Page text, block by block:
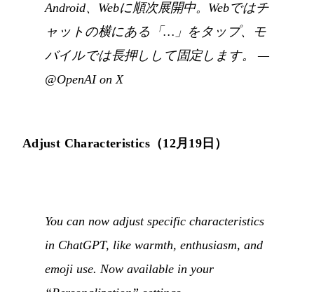
Android、Webに順次展開中。Webではチ
ャットの横にある「…」をタップ、モ
バイルでは長押しして固定します。
—
@OpenAI on X
Adjust Characteristics（12月19日）
You can now adjust specific characteristics
in ChatGPT, like warmth, enthusiasm, and
emoji use. Now available in your